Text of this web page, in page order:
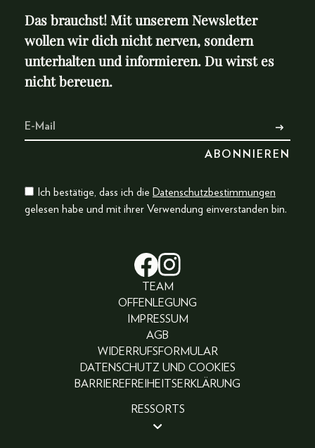
Das brauchst! Mit unserem Newsletter
wollen wir dich nicht nerven, sondern
unterhalten und informieren. Du wirst es
nicht bereuen.
Ich bestätige, dass ich die Datenschutzbestimmungen
gelesen habe und mit ihrer Verwendung einverstanden bin.
TEAM
OFFENLEGUNG
IMPRESSUM
AGB
WIDERRUFSFORMULAR
DATENSCHUTZ UND COOKIES
BARRIEREFREIHEITSERKLÄRUNG
RESSORTS